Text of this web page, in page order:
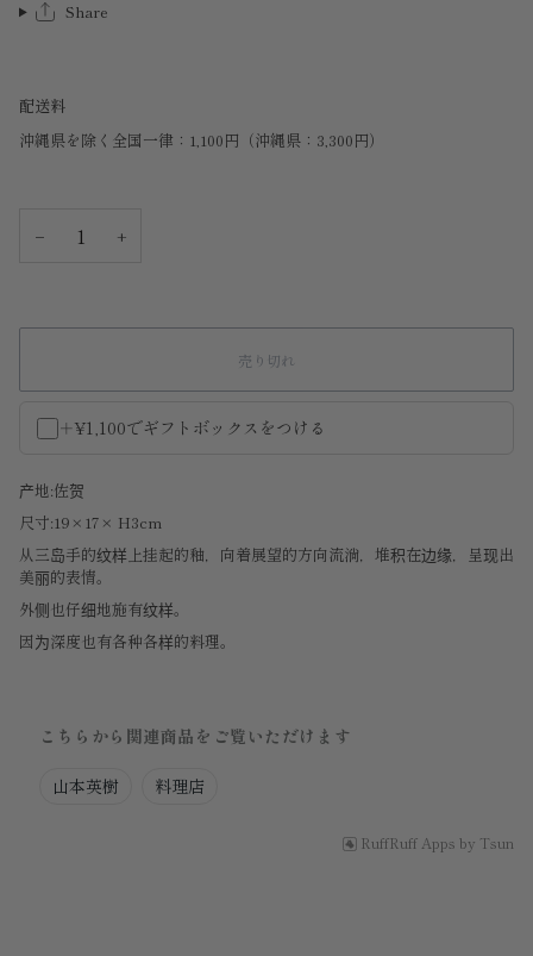
Share
配送料
沖縄県を除く全国一律：1,100円（沖縄県：3,300円）
− +
売り切れ
＋¥1,100でギフトボックスをつける
产地:佐贺
尺寸:19×17× H3cm
从三岛手的纹样上挂起的釉，向着展望的方向流淌，堆积在边缘，呈现出
美丽的表情。
外侧也仔细地施有纹样。
因为深度也有各种各样的料理。
こちらから関連商品をご覧いただけます
山本英樹 料理店
RuffRuff Apps by Tsun